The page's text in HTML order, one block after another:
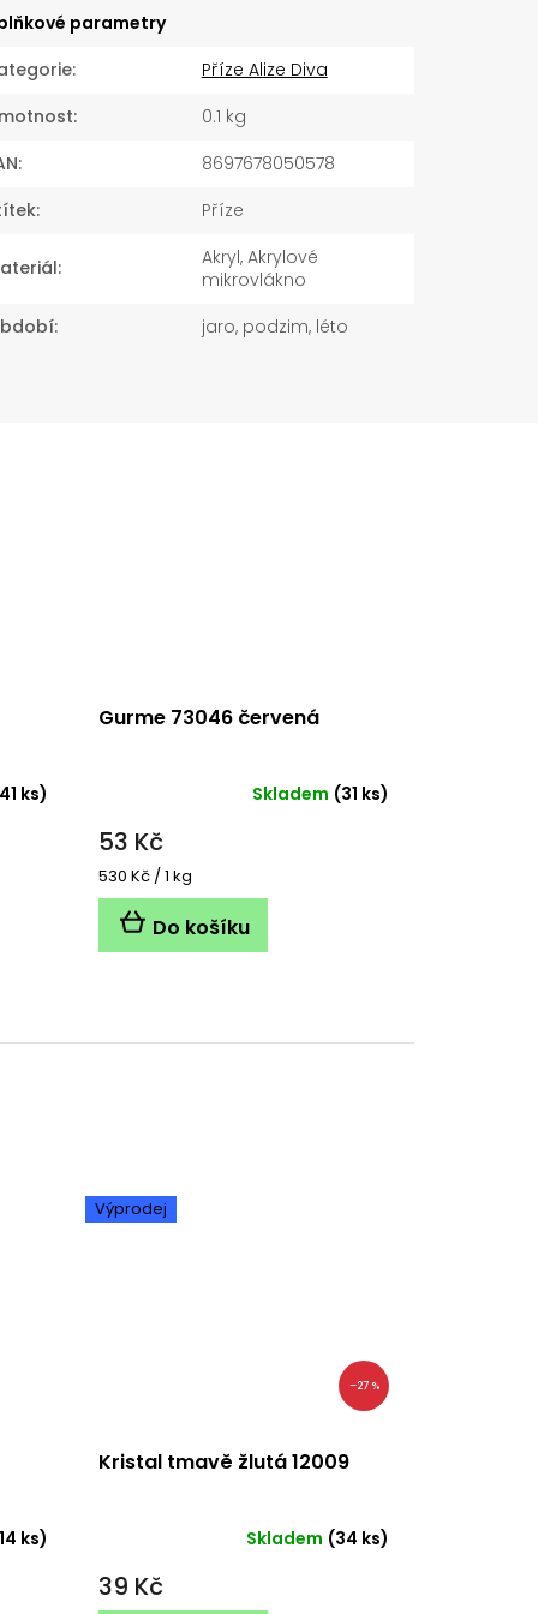
ks)
Výprodej
–27 %
Kristal tmavě žlutá 12009
produktu
Skladem (34 ks)
39 Kč
parametry
:
Příze Alize Diva
:
0.1 kg
:
8697678050578
: Příze
:
Akryl, Akrylové
mikrovlákno
: jaro, podzim, léto
ks)
Gurme 73046 červená
Skladem (31 ks)
53 Kč
Měrná
cena:
530 Kč / 1 kg
Do košíku